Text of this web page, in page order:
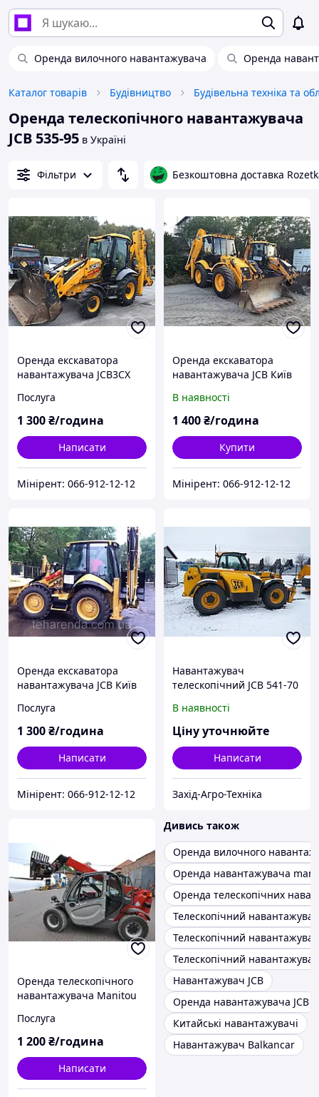
Оренда вилочного навантажувача Оренда
Каталог товарів Будівництво Будівельна техніка та
Оренда телескопічного навантажувача
JCB 535-95 в Україні
Фільтри Безкоштовна доставка
Оренда екскаватора
навантажувача JCB3CX
Послуга
1 300₴/година
Написати
Мінірент: 066-912-12-12
Оренда екскаватора
навантажувача JCB Київ
В наявності
1 400₴/година
Купити
Мінірент: 066-912-12-12
Оренда екскаватора
навантажувача JCB Київ
Послуга
1 300₴/година
Написати
Мінірент: 066-912-12-12
Навантажувач
телескопічний JCB 541-70
В наявності
Ціну уточнюйте
Написати
Захід-Агро-Техніка
Оренда телескопічного
навантажувача Manitou
Послуга
1 200₴/година
Написати
Дивись також
Оренда вилочного
Оренда навантажувача
Оренда телескопічних
Телескопічний
Телескопічний
Телескопічний
Навантажувач JCB
Оренда навантажувача JCB
Китайські навантажувачі
Навантажувач Balkancar